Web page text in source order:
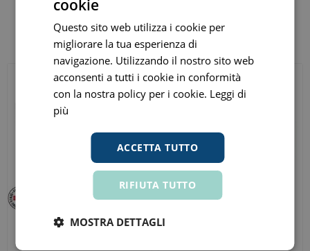
Altri clienti hanno acquistato anche
Nurofen 12 Compresse
cookie
Questo sito web utilizza i cookie per
migliorare la tua esperienza di
navigazione. Utilizzando il nostro sito web
acconsenti a tutti i cookie in conformità
con la nostra policy per i cookie. Leggi di
più
ACCETTA TUTTO
RIFIUTA TUTTO
MOSTRA DETTAGLI